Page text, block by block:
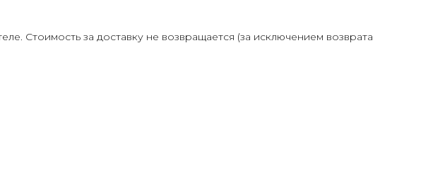
Стоимость за доставку не возвращается (за исключением возврата